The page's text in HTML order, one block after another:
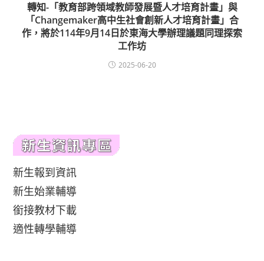
轉知-「教育部跨領域教師發展暨人才培育計畫」與
「Changemaker高中生社會創新人才培育計畫」合
作，將於114年9月14日於東海大學辦理議題同理探索
工作坊
2025-06-20
新生報到資訊
新生始業輔導
銜接教材下載
適性轉學輔導